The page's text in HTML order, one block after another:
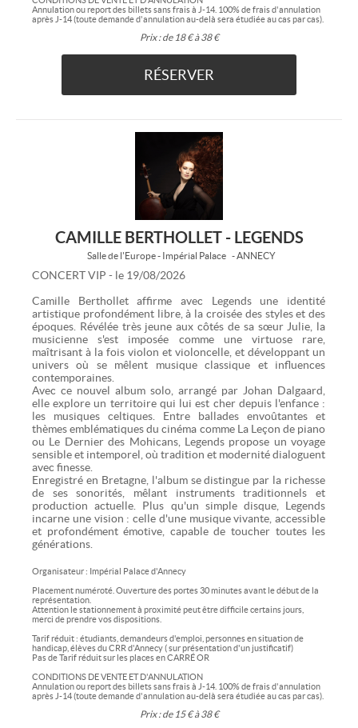
Annulation ou report des billets sans frais à J-14. 100% de frais d'annulation
après J-14 (toute demande d'annulation au-delà sera étudiée au cas par cas).
Prix :de 18 € à 38 €
RÉSERVER
CAMILLE BERTHOLLET - LEGENDS
Salle de l'Europe - Impérial Palace - ANNECY
CONCERT VIP - le 19/08/2026
Camille Berthollet affirme avec Legends une identité
artistique profondément libre, à la croisée des styles et des
époques. Révélée très jeune aux côtés de sa sœur Julie, la
musicienne s'est imposée comme une virtuose rare,
maîtrisant à la fois violon et violoncelle, et développant un
univers où se mêlent musique classique et influences
contemporaines.
Avec ce nouvel album solo, arrangé par Johan Dalgaard,
elle explore un territoire qui lui est cher depuis l'enfance :
les musiques celtiques. Entre ballades envoûtantes et
thèmes emblématiques du cinéma comme La Leçon de piano
ou Le Dernier des Mohicans, Legends propose un voyage
sensible et intemporel, où tradition et modernité dialoguent
avec finesse.
Enregistré en Bretagne, l'album se distingue par la richesse
de ses sonorités, mêlant instruments traditionnels et
production actuelle. Plus qu'un simple disque, Legends
incarne une vision : celle d'une musique vivante, accessible
et profondément émotive, capable de toucher toutes les
générations.
Organisateur : Impérial Palace d'Annecy
Placement numéroté. Ouverture des portes 30 minutes avant le début de la
représentation.
Attention le stationnement à proximité peut être difficile certains jours,
merci de prendre vos dispositions.
Tarif réduit : étudiants, demandeurs d'emploi, personnes en situation de
handicap, élèves du CRR d'Annecy ( sur présentation d'un justificatif)
Pas de Tarif réduit sur les places en CARRÉ OR
CONDITIONS DE VENTE ET D'ANNULATION
Annulation ou report des billets sans frais à J-14. 100% de frais d'annulation
après J-14 (toute demande d'annulation au-delà sera étudiée au cas par cas).
Prix :de 15 € à 38 €